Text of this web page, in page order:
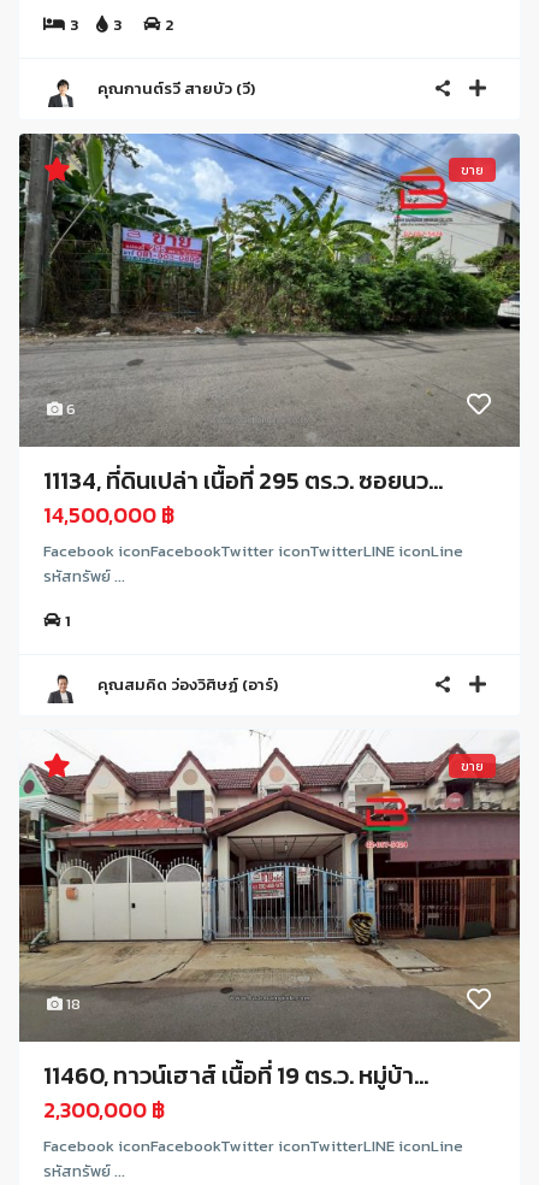
3
3 2
คุณกานต์รวี สายบัว (วี)
6
ขาย
11134, ที่ดินเปล่า เนื้อที่ 295 ตร.ว. ซอยนว...
14,500,000 ฿
Facebook iconFacebookTwitter iconTwitterLINE iconLine
รหัสทรัพย์ ...
1
คุณสมคิด ว่องวิศิษฏ์ (อาร์)
18
ขาย
11460, ทาวน์เฮาส์ เนื้อที่ 19 ตร.ว. หมู่บ้า...
2,300,000 ฿
Facebook iconFacebookTwitter iconTwitterLINE iconLine
รหัสทรัพย์ ...